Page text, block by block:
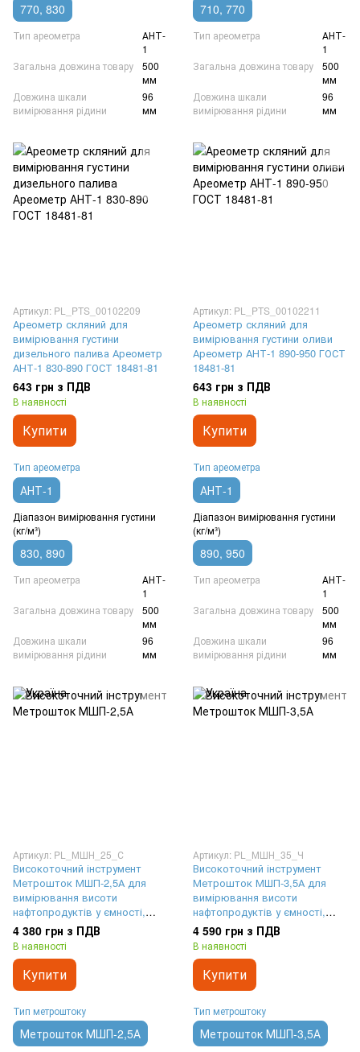
770, 830
Тип ареометра
АНТ-
1
Загальна довжина товару
500
мм
Довжина шкали
вимірювання рідини
96
мм
710, 770
Тип ареометра
АНТ-
1
Загальна довжина товару
500
мм
Довжина шкали
вимірювання рідини
96
мм
Артикул: PL_PTS_00102209
Ареометр скляний для
вимірювання густини
дизельного палива Ареометр
АНТ-1 830-890 ГОСТ 18481-81
643 грн з ПДВ
В наявності
Купити
Тип ареометра
АНТ-1
Діапазон вимірювання густини
(кг/м³)
830, 890
Тип ареометра
АНТ-
1
Загальна довжина товару
500
мм
Довжина шкали
вимірювання рідини
96
мм
Артикул: PL_PTS_00102211
Ареометр скляний для
вимірювання густини оливи
Ареометр АНТ-1 890-950 ГОСТ
18481-81
643 грн з ПДВ
В наявності
Купити
Тип ареометра
АНТ-1
Діапазон вимірювання густини
(кг/м³)
890, 950
Тип ареометра
АНТ-
1
Загальна довжина товару
500
мм
Довжина шкали
вимірювання рідини
96
мм
Артикул: PL_МШН_25_С
Високоточний інструмент
Метрошток МШП-2,5А для
вимірювання висоти
нафтопродуктів у ємності,
сірий з лазерним
гравіюванням шкали,
довжина 2,5 метри
4 380 грн з ПДВ
В наявності
Купити
Тип метроштоку
Метрошток МШП-2,5А
Артикул: PL_МШН_35_Ч
Високоточний інструмент
Метрошток МШП-3,5А для
вимірювання висоти
нафтопродуктів у ємності,
чорний з лазерним
гравіюванням шкали,
довжина 3,5 метри
4 590 грн з ПДВ
В наявності
Купити
Тип метроштоку
Метрошток МШП-3,5А